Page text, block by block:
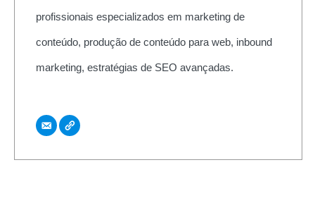
profissionais especializados em marketing de
conteúdo, produção de conteúdo para web, inbound
marketing, estratégias de SEO avançadas.